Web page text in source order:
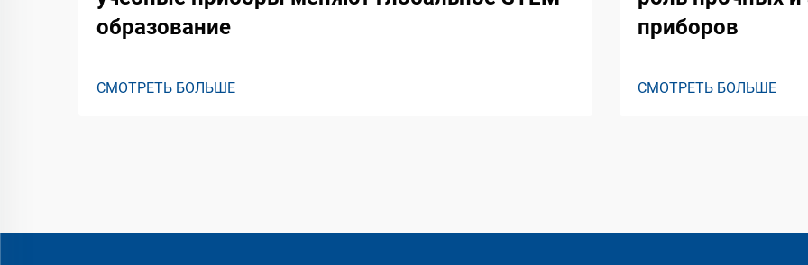
образование
СМОТРЕТЬ БОЛЬШЕ
приборов
СМОТРЕТЬ БОЛЬШЕ